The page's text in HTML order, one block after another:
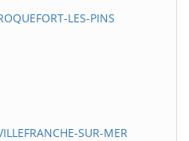
LES-PINS
SUR-MER